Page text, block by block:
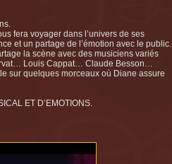
fera voyager dans l’univers de ses
et un partage de l’émotion avec le public.
la scène avec des musiciens variés
Louis Cappat… Claude Besson…
sur quelques morceaux où Diane assure
ET D’EMOTIONS.